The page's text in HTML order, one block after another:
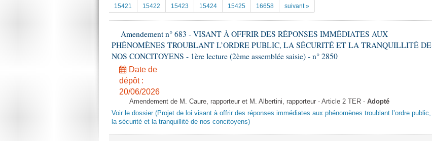
15421
15422 15423 15424 15425 16658 suivant »
Amendement n° 683 - VISANT À OFFRIR DES RÉPONSES IMMÉDIATES AUX
PHÉNOMÈNES TROUBLANT L’ORDRE PUBLIC, LA SÉCURITÉ ET LA TRANQUILLITÉ DE
NOS CONCITOYENS - 1ère lecture (2ème assemblée saisie) - n° 2850
Date de
dépôt :
20/06/2026
Amendement de M. Caure, rapporteur et M. Albertini, rapporteur - Article 2 TER - Adopté
Voir le dossier (Projet de loi visant à offrir des réponses immédiates aux phénomènes troublant l’ordre public,
la sécurité et la tranquillité de nos concitoyens)